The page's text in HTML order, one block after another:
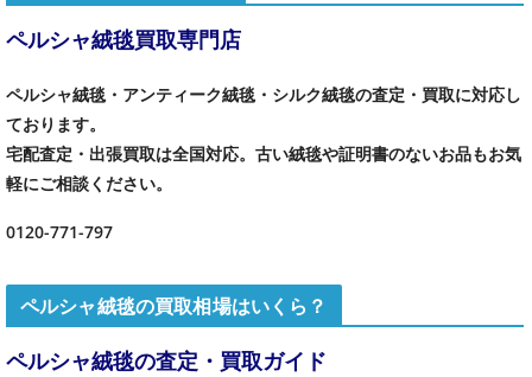
ペルシャ絨毯買取専門店
ペルシャ絨毯・アンティーク絨毯・シルク絨毯の査定・買取に対応し
ております。
宅配査定・出張買取は全国対応。古い絨毯や証明書のないお品もお気
軽にご相談ください。
0120-771-797
ペルシャ絨毯の買取相場はいくら？
ペルシャ絨毯の査定・買取ガイド